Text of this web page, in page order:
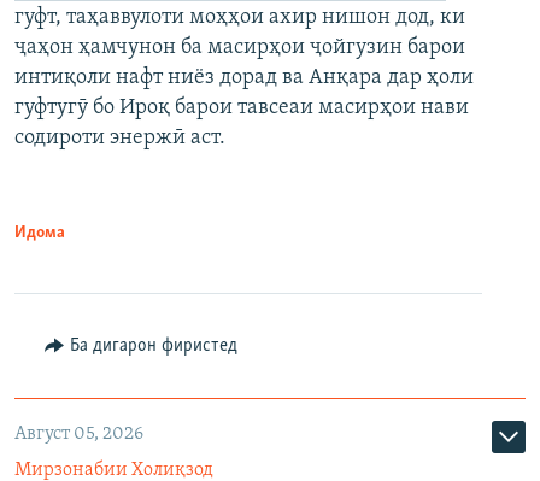
гуфт, таҳаввулоти моҳҳои ахир нишон дод, ки
ҷаҳон ҳамчунон ба масирҳои ҷойгузин барои
интиқоли нафт ниёз дорад ва Анқара дар ҳоли
гуфтугӯ бо Ироқ барои тавсеаи масирҳои нави
содироти энержӣ аст.
Идома
Ба дигарон фиристед
Август 05, 2026
Мирзонабии Холиқзод